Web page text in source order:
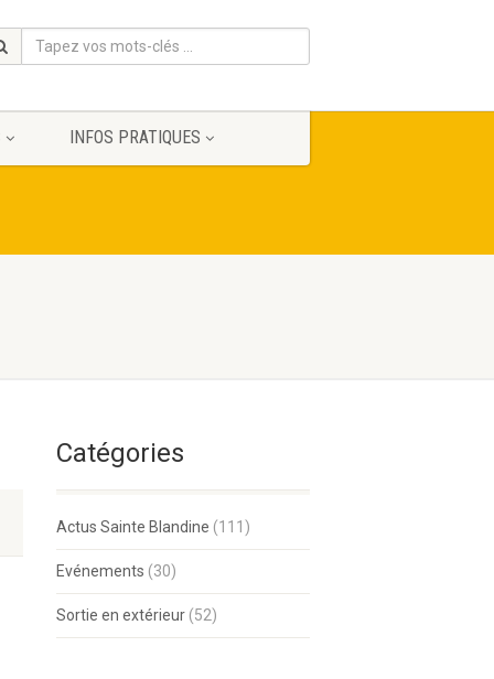
INFOS PRATIQUES
Catégories
Actus Sainte Blandine (111)
Evénements (30)
Sortie en extérieur (52)